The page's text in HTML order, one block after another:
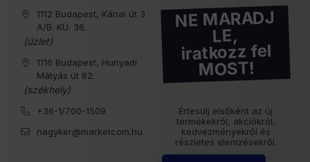
1112 Budapest, Kánai út 3
A/B. KÜ. 36.
(üzlet)
1116 Budapest, Hunyadi
Mátyás út 82.
(székhely)
+36-1/700-1509
nagyker@marketcom.hu
NE MARADJ
LE,
iratkozz fel
MOST!
Értesülj elsőként az új
termékekről, akciókról,
kedvezményekről és
részletes elemzésekről.